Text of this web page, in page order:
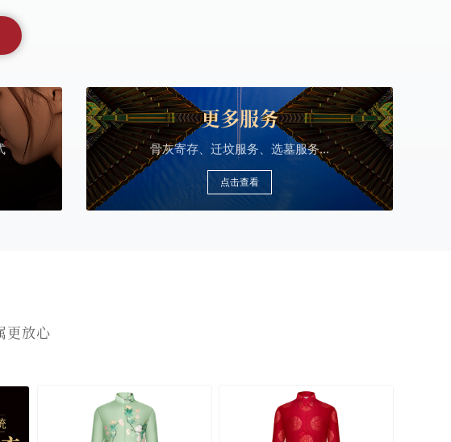
更多服务
骨灰寄存、迁坟服务、选墓服务...
点击查看
更放心